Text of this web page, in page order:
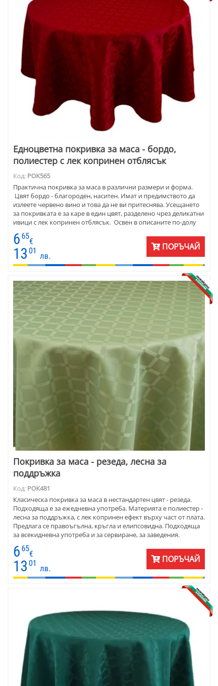
Едноцветна покривка за маса - бордо,
полиестер с лек копринен отблясък
Код: POK565
Практична покривка за маса в различни размери и форма.
Цвят бордо - благороден, наситен. Имат и предимството да
излеете червено вино и това да не ви притеснява. Усещането
за покривката е за каре в един цвят, разделено чрез деликатни
ивици с лек копринен отблясък. Освен в описаните по-долу
размери, покривките се шият и по заявка с размери на
клиента. Десенът и тъканта позволяват използването им както
за украса, така и за ежедневна употреба.
6 65
€
13 01
лв.
ПОРЪЧАЙ
Покривка за маса - резеда, лесна за
поддръжка
Код: POK481
Класическа покривка за маса в нестандартен цвят - резеда.
Подходяща е за ежедневна употреба. Материята е полиестер -
лесна за поддръжка, с лек копринен ефект върху част от плата.
Предлага се правоъгълна, кръгла и елипсовидна. Подходяща
за всекидневна употреба и за сервиране, за заведения.
6 65
€
13 01
лв.
ПОРЪЧАЙ